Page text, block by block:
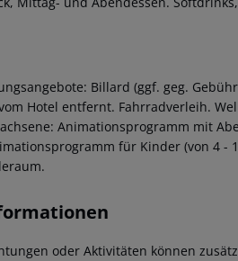
Billard (ggf. geg.
Hotel entfernt. Fahrradverleih.
Animationsprogramm mit
für Kinder (von 4 -
oder Aktivitäten können